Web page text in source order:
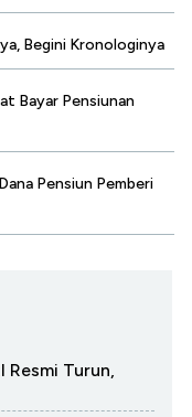
Begini Kronologinya
Bayar Pensiunan
Pensiun Pemberi
Resmi Turun,